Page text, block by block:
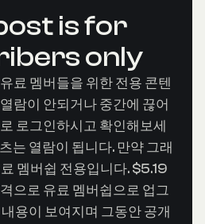
is for
only
료 멤버들을 위한 전용 콘텐
람이 안되거나 중간에 끊어
로그인하시고 확인해보세
는 열람이 됩니다. 만약 그래
멤버쉽 전용입니다. $5.19
으로 유료 멤버쉽으로 업그
용이 보여지며 그동안 공개